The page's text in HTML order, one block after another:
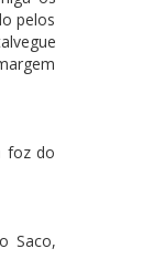
pelos
foz do
Saco,